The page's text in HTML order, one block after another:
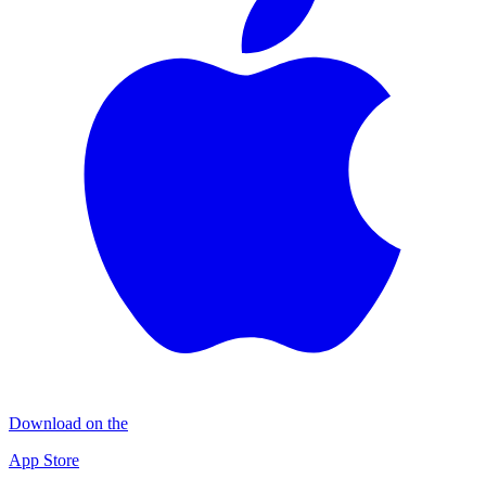
Download on the
App Store